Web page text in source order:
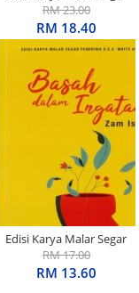
Penerima S.E.A. Write
Award: Kumpulan Cerpen:
Dan Coklat Mengalir Dari
Ruang Buncah
RM 23.00
RM 18.40
Edisi Karya Malar Segar
Penerima S.E.A. Write
Award: Basah Dalam
RM 17.00
RM 13.60